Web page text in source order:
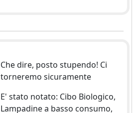
Che dire, posto stupendo! Ci
torneremo sicuramente
E' stato notato: Cibo Biologico,
Lampadine a basso consumo,